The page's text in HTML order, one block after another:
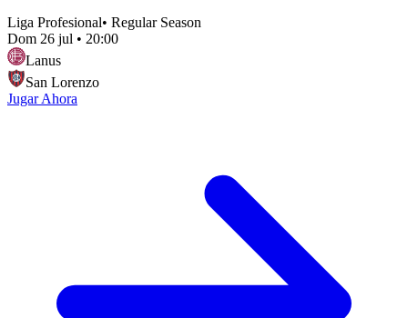
Liga Profesional• Regular Season
Dom 26 jul • 20:00
Lanus
San Lorenzo
Jugar Ahora